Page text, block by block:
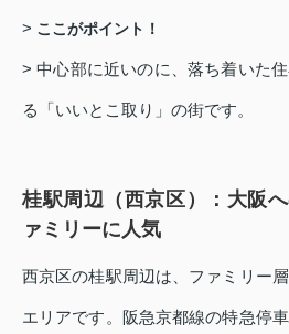
> ここがポイント！
> 中心部に近いのに、落ち着いた
る「いいとこ取り」の街です。
桂駅周辺（西京区）：大阪
ァミリーに人気
西京区の桂駅周辺は、ファミリー
エリアです。阪急京都線の特急停